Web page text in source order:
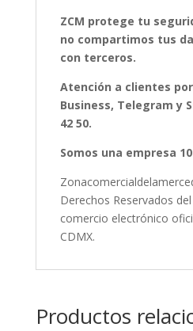
ZCM protege tu
no compartimos tus
con terceros.
Atención a clientes
Business, Telegram y
42 50.
Somos una empresa
Derechos Reservados
comercio electrónico
CDMX.
Productos